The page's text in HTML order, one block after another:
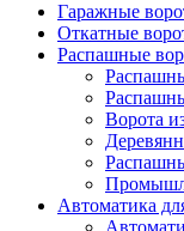
Гаражные
Откатные
Распашные
Ворота
Автоматика